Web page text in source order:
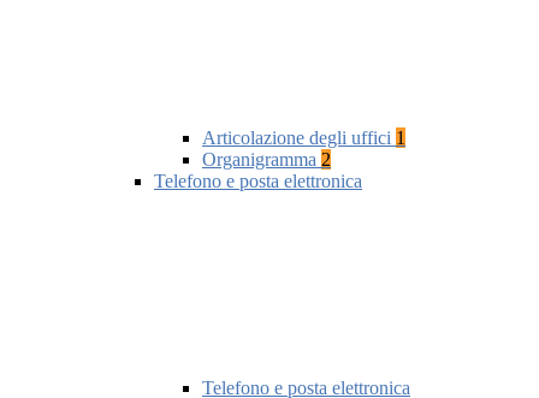
Articolazione degli uffici 1
Organigramma 2
Telefono e posta elettronica
Telefono e posta elettronica